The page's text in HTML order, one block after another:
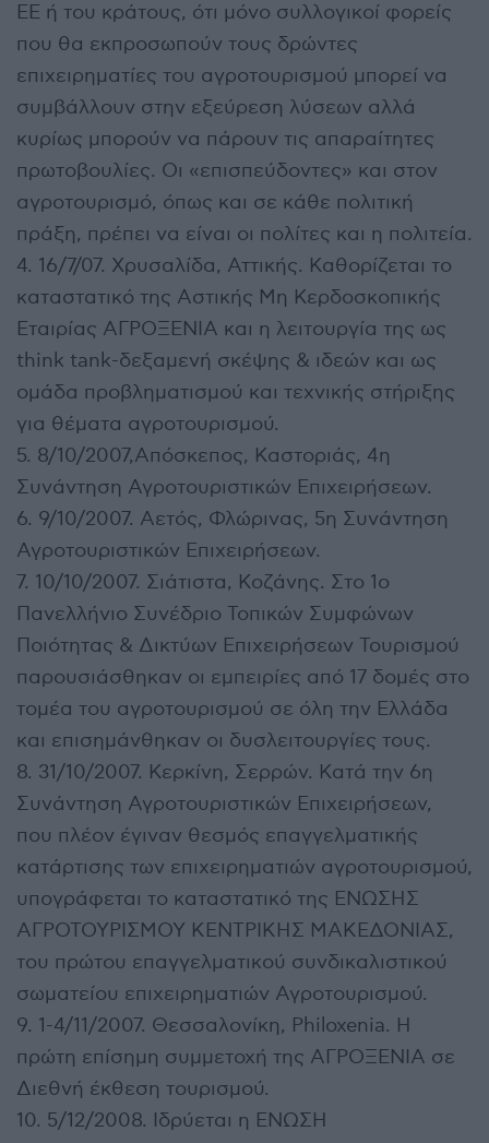
ΕΕ ή του κράτους, ότι μόνο συλλογικοί φορείς
που θα εκπροσωπούν τους δρώντες
επιχειρηματίες του αγροτουρισμού μπορεί να
συμβάλλουν στην εξεύρεση λύσεων αλλά
κυρίως μπορούν να πάρουν τις απαραίτητες
πρωτοβουλίες. Οι «επισπεύδοντες» και στον
αγροτουρισμό, όπως και σε κάθε πολιτική
πράξη, πρέπει να είναι οι πολίτες και η πολιτεία.
4. 16/7/07. Χρυσαλίδα, Αττικής. Καθορίζεται το
καταστατικό της Αστικής Μη Κερδοσκοπικής
Εταιρίας ΑΓΡΟΞΕΝΙΑ και η λειτουργία της ως
think tank-δεξαμενή σκέψης & ιδεών και ως
ομάδα προβληματισμού και τεχνικής στήριξης
για θέματα αγροτουρισμού.
5. 8/10/2007,Απόσκεπος, Καστοριάς, 4η
Συνάντηση Αγροτουριστικών Επιχειρήσεων.
6. 9/10/2007. Αετός, Φλώρινας, 5η Συνάντηση
Αγροτουριστικών Επιχειρήσεων.
7. 10/10/2007. Σιάτιστα, Κοζάνης. Στο 1ο
Πανελλήνιο Συνέδριο Τοπικών Συμφώνων
Ποιότητας & Δικτύων Επιχειρήσεων Τουρισμού
παρουσιάσθηκαν οι εμπειρίες από 17 δομές στο
τομέα του αγροτουρισμού σε όλη την Ελλάδα
και επισημάνθηκαν οι δυσλειτουργίες τους.
8. 31/10/2007. Κερκίνη, Σερρών. Κατά την 6η
Συνάντηση Αγροτουριστικών Επιχειρήσεων,
που πλέον έγιναν θεσμός επαγγελματικής
κατάρτισης των επιχειρηματιών αγροτουρισμού,
υπογράφεται το καταστατικό της ΕΝΩΣΗΣ
ΑΓΡΟΤΟΥΡΙΣΜΟΥ ΚΕΝΤΡΙΚΗΣ ΜΑΚΕΔΟΝΙΑΣ,
του πρώτου επαγγελματικού συνδικαλιστικού
σωματείου επιχειρηματιών Αγροτουρισμού.
9. 1-4/11/2007. Θεσσαλονίκη, Philoxenia. Η
πρώτη επίσημη συμμετοχή της ΑΓΡΟΞΕΝΙΑ σε
Διεθνή έκθεση τουρισμού.
10. 5/12/2008. Ιδρύεται η ΕΝΩΣΗ